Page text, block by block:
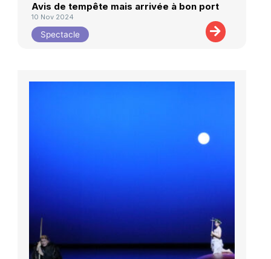
Avis de tempête mais arrivée à bon port
10 Nov 2024
Spectacle